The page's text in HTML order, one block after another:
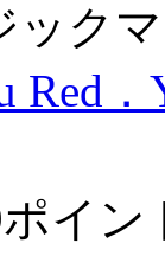
ック
Red
ポイ